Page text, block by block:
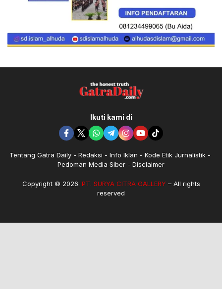
Ikuti kami di
Tentang Gatra Daily Redaksi Info Iklan
Kode Etik Jurnalistik
Pedoman Media Siber
Disclaimer
Copyright © 2026. PT. SURYA CITRA GALLERY– All rights
reserved